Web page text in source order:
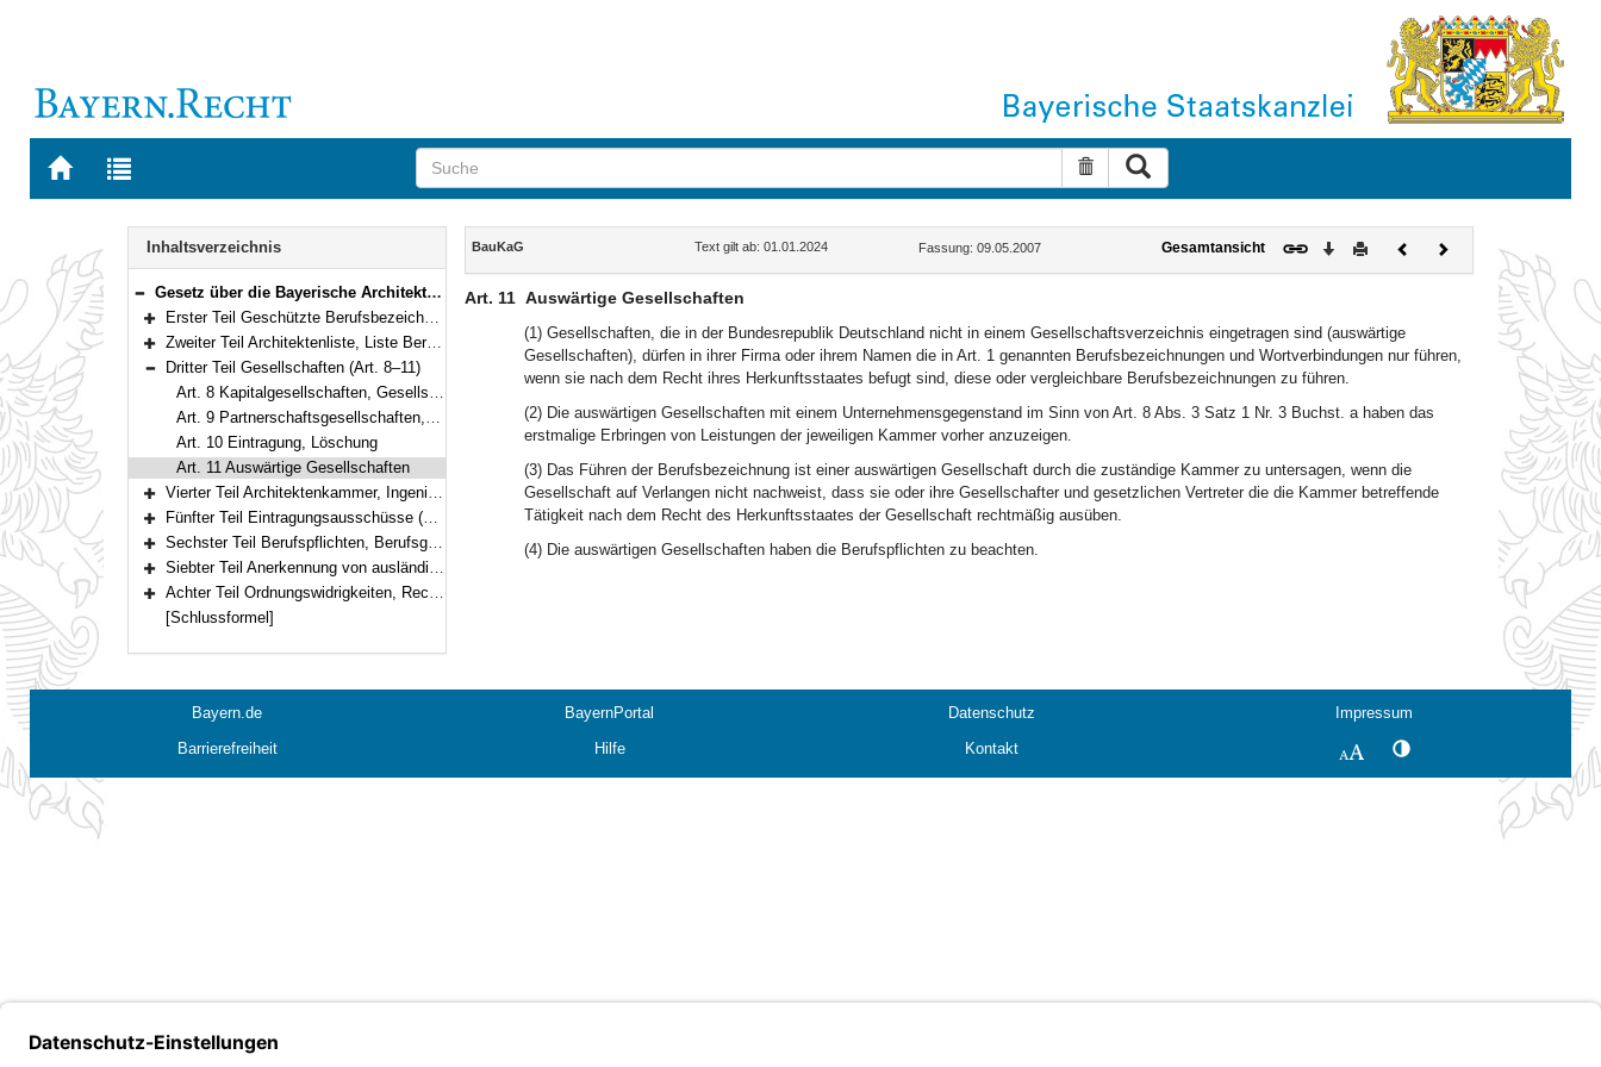
Zur
BAYERN.RECHT
Zur
letzten
Suche zurücksetzen
Navigation
Inhaltsverzeichnis
Bereich reduzieren
Gesetz über die Bayerische Architektenkammer und die Bayerische Ingenieurekammer-Bau (Baukammerngesetz – BauKaG) Vom 9. Mai 2007 (GVBl. S. 308) BayRS 2133-1-B (Art. 1–35)
Bereich erweitern
Erster Teil Geschützte Berufsbezeichnungen, Berufsaufgaben (Art. 1–3)
Bereich erweitern
Zweiter Teil Architektenliste, Liste Beratender Ingenieure, Stadtplanerliste (Art. 4–7)
Bereich reduzieren
Dritter Teil Gesellschaften (Art. 8–11)
Art. 8 Kapitalgesellschaften, Gesellschaftsverzeichnisse
Art. 9 Partnerschaftsgesellschaften, Haftungsbeschränkungen, Personengesellschaften
Art. 10 Eintragung, Löschung
Art. 11 Auswärtige Gesellschaften
Bereich erweitern
Vierter Teil Architektenkammer, Ingenieurekammer-Bau (Art. 12–21)
Bereich erweitern
Fünfter Teil Eintragungsausschüsse (Art. 22–23)
Bereich erweitern
Sechster Teil Berufspflichten, Berufsgerichtsbarkeit (Art. 24–30)
Bereich erweitern
Siebter Teil Anerkennung von ausländischen Berufsqualifikationen (Art. 31–31a)
Bereich erweitern
Achter Teil Ordnungswidrigkeiten, Rechtsverordnungen, Übergangs- und Schlussbestimmungen (Art. 32–35)
[Schlussformel]
Inhalt
BauKaG Text gilt ab: 01.01.2024 Fassung: 09.05.2007 Gesamtansicht Download
DruckenVorherigesNächstes
Dokument
Art. 11 Auswärtige Gesellschaften
(1) Gesellschaften, die in der Bundesrepublik Deutschland nicht in einem Gesellschaftsverzeichnis eingetragen sind (auswärtige
Gesellschaften), dürfen in ihrer Firma oder ihrem Namen die in Art. 1 genannten Berufsbezeichnungen und Wortverbindungen nur führen,
wenn sie nach dem Recht ihres Herkunftsstaates befugt sind, diese oder vergleichbare Berufsbezeichnungen zu führen.
(2) Die auswärtigen Gesellschaften mit einem Unternehmensgegenstand im Sinn von Art. 8 Abs. 3 Satz 1 Nr. 3 Buchst. a haben das
erstmalige Erbringen von Leistungen der jeweiligen Kammer vorher anzuzeigen.
(3) Das Führen der Berufsbezeichnung ist einer auswärtigen Gesellschaft durch die zuständige Kammer zu untersagen, wenn die
Gesellschaft auf Verlangen nicht nachweist, dass sie oder ihre Gesellschafter und gesetzlichen Vertreter die die Kammer betreffende
Tätigkeit nach dem Recht des Herkunftsstaates der Gesellschaft rechtmäßig ausüben.
(4) Die auswärtigen Gesellschaften haben die Berufspflichten zu beachten.
Bayern.de BayernPortal Datenschutz
Impressum
Barrierefreiheit
Hilfe Kontakt SchriftgrößeKontrastwechsel